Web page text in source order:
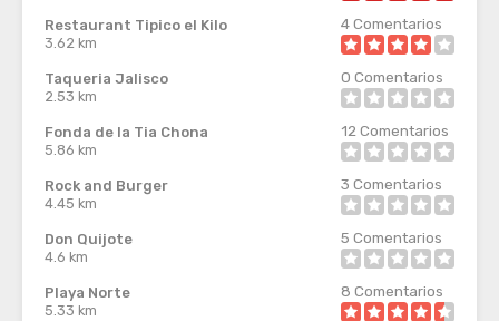
Restaurant Tipico el Kilo
3.62 km
4Comentarios
Taqueria Jalisco
2.53 km
0 Comentarios
Fonda de la Tia Chona
5.86 km
12Comentarios
Rock and Burger
4.45 km
3 Comentarios
Don Quijote
4.6 km
5 Comentarios
Playa Norte
5.33 km
8 Comentarios